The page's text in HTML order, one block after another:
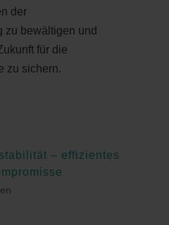
der
zu bewältigen und
für die
zu sichern.
– effizientes